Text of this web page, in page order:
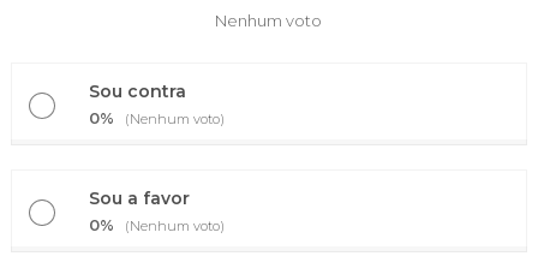
Nenhum voto
Sou contra
0% (Nenhum voto)
Sou a favor
0% (Nenhum voto)